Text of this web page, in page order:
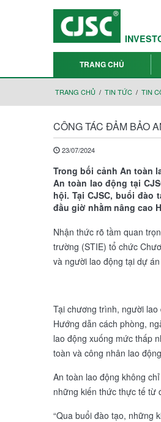
TRANG CHỦ
TRANG CHỦ TIN TỨC TIN
CÔNG TÁC ĐẢM BẢO
23/07/2024
Trong bối cảnh An toàn
An toàn lao động tại
hội. Tại CJSC, buổi
đầu giờ nhằm nâng cao
Nhận thức rõ tầm quan
trường (STIE) tổ chức
và người lao động tại dự
Tại chương trình, người
Hướng dẫn cách phòng,
lao động xuống mức thấp
toàn và công nhân lao
An toàn lao động không
những kiến thức thực tế từ
“Qua buổi đào tạo, những